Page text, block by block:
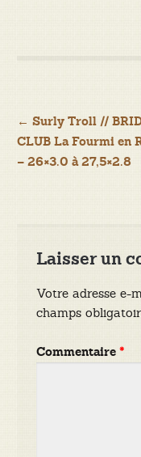
Navigation
de
← Surly Troll //
CLUB La Fourmi en
– 26×3.0 à 27,5×2.8
Laisser un
Votre adresse e-
champs
Commentaire*